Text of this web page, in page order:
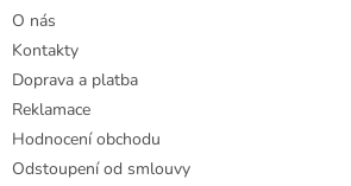
O nás
Kontakty
Doprava a platba
Reklamace
Hodnocení obchodu
Odstoupení od smlouvy